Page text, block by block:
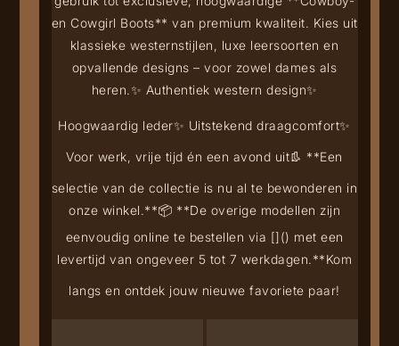
en Cowgirl Boots** van premium kwaliteit. Kies uit
klassieke westernstijlen, luxe leersoorten en
opvallende designs – voor zowel dames als
heren.✨ Authentiek western design✨
Hoogwaardig leder✨ Uitstekend draagcomfort✨
Voor werk, vrije tijd én een avond uit👢 **Een
selectie van de collectie is nu al te bewonderen in
onze winkel.**📦 **De overige modellen zijn
eenvoudig online te bestellen via []() met een
levertijd van ongeveer 5 tot 7 werkdagen.**Kom
langs en ontdek jouw nieuwe favoriete paar!